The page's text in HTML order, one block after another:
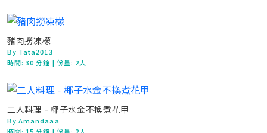
豬肉撈凍檬
By Tata2013
時間:30 分鐘 | 份量: 2人
二人料理 - 椰子水金不換煮花甲
By Amandaaa